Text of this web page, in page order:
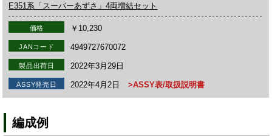
E351系「スーパーあずさ」4両増結セット
価格 ￥10,230
JANコード 4949727670072
製品出荷日 2022年3月29日
ASSY発売日 2022年4月2日 >ASSY表/取扱説明書
編成例